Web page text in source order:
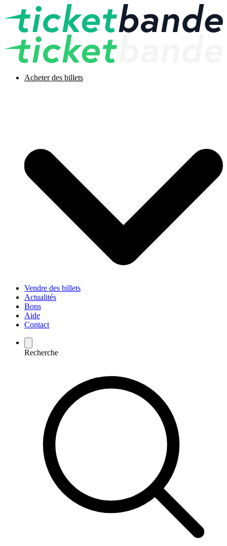
Acheter des billets
Vendre des billets
Actualités
Bons
Aide
Contact
Recherche